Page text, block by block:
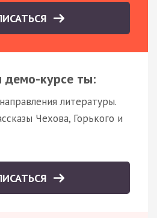
демо-курсе ты:
литературы.
Чехова, Горького и